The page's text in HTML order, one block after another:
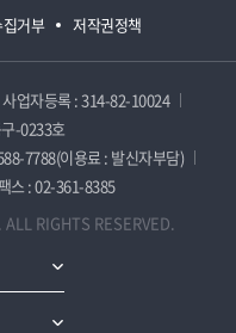
거부 저작권정책
사업자등록 : 314-82-10024
-0233호
7788(이용료 : 발신자부담)
스 : 02-361-8385
RIGHTS RESERVED.